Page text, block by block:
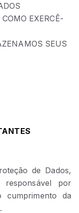
EXERCÊ-
SEUS
de Dados,
responsável por
cumprimento da